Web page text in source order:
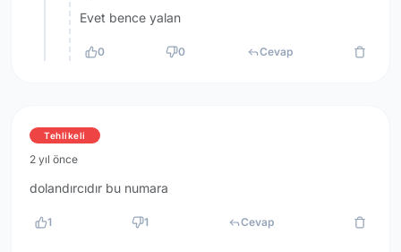
Evet bence yalan
0 0 Cevap
Tehlikeli
2 yıl önce
dolandırcıdır bu numara
1 1 Cevap